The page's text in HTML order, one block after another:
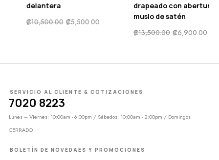
drapeado con abertura
descubiertos de manga
farol
6,500.00 ₡3,500.00
SERVICIO AL CLIENTE & COTIZACIONES
7020 8223
Lunes – Viernes: 10:00am - 6:00pm / Sábados: 10:00am - 2:00pm / Domingos
CERRADO
BOLETÍN DE NOVEDAES Y PROMOCIONES